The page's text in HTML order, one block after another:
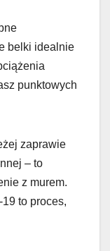
belki idealnie
punktowych
zaprawie
– to
z murem.
to proces,